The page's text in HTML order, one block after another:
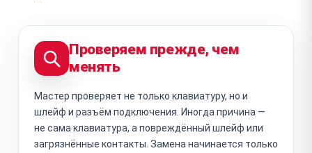
Проверяем прежде, чем
менять
Мастер проверяет не только клавиатуру, но и
шлейф и разъём подключения. Иногда причина —
не сама клавиатура, а повреждённый шлейф или
загрязнённые контакты. Замена начинается только